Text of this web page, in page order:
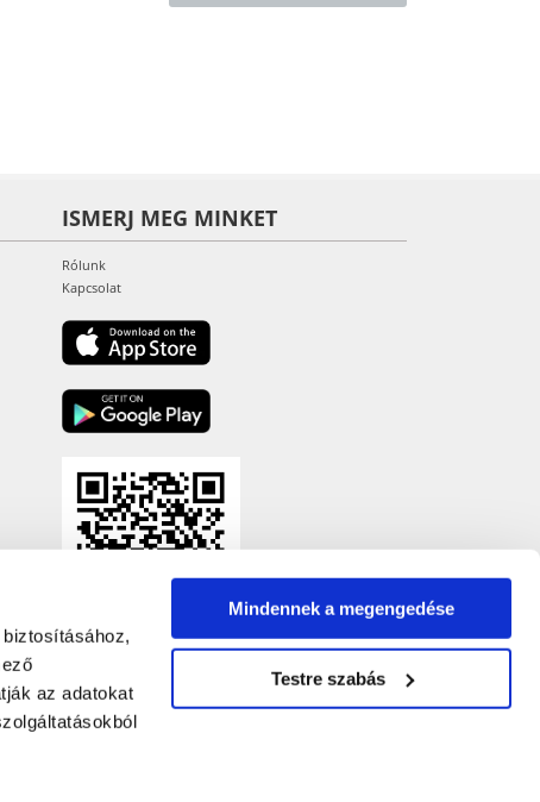
az adatokat
Mindennek a megengedése
Testre szabás
ISMERJ MEG MINKET
Rólunk
Kapcsolat